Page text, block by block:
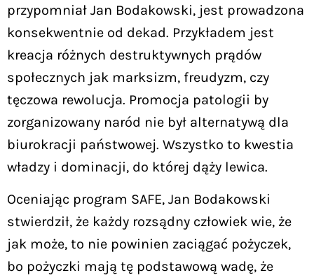
przypomniał Jan Bodakowski, jest prowadzona
konsekwentnie od dekad. Przykładem jest
kreacja różnych destruktywnych prądów
społecznych jak marksizm, freudyzm, czy
tęczowa rewolucja. Promocja patologii by
zorganizowany naród nie był alternatywą dla
biurokracji państwowej. Wszystko to kwestia
władzy i dominacji, do której dąży lewica.
Oceniając program SAFE, Jan Bodakowski
stwierdził, że każdy rozsądny człowiek wie, że
jak może, to nie powinien zaciągać pożyczek,
bo pożyczki mają tę podstawową wadę, że